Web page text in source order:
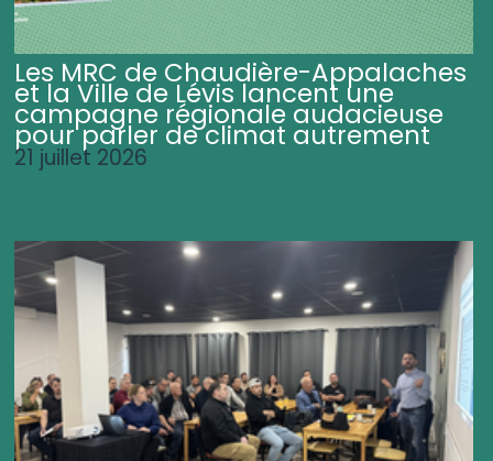
Les MRC de Chaudière-Appalaches
et la Ville de Lévis lancent une
campagne régionale audacieuse
pour parler de climat autrement
21 juillet 2026